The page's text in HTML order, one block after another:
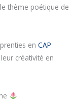
thème poétique de
en CAP
créativité en